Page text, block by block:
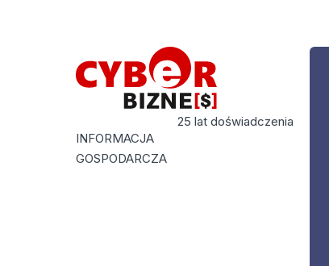
25 lat doświadczenia
INFORMACJA
GOSPODARCZA